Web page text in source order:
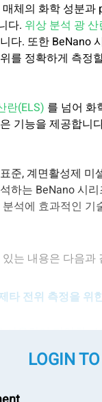
매체의 화학 성분과
다. 위상 분석 광 산
다. 또한 BeNano
를 정확하게 측정
란(ELS) 를 넘어 화
기능을 제공합니
준, 계면활성제
하는 BeNano 시
석에 효과적인
는 내용은 다음과
타 전위 측정을 위
사용하여 다양한
의 크기 및 제타 전
LOGIN